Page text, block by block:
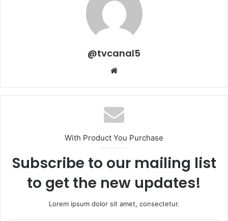
@tvcanal5
With Product You Purchase
Subscribe to our mailing list
to get the new updates!
Lorem ipsum dolor sit amet, consectetur.